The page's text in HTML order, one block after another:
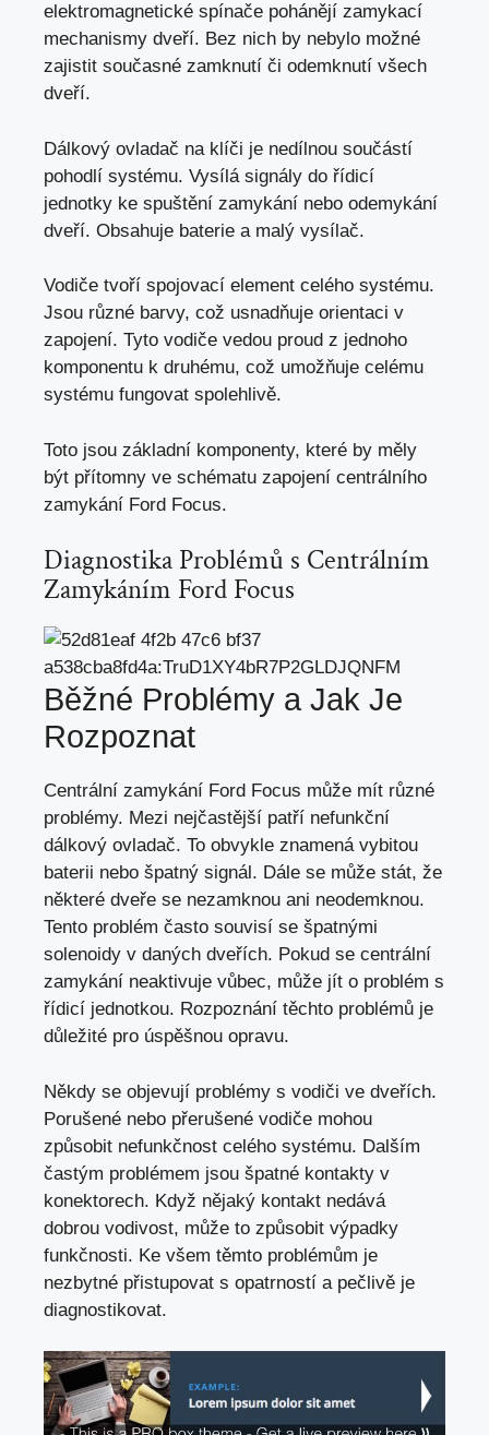
elektromagnetické spínače pohánějí zamykací
mechanismy dveří. Bez nich by nebylo možné
zajistit současné zamknutí či odemknutí všech
dveří.
Dálkový ovladač na klíči je nedílnou součástí
pohodlí systému. Vysílá signály do řídicí
jednotky ke spuštění zamykání nebo odemykání
dveří. Obsahuje baterie a malý vysílač.
Vodiče tvoří spojovací element celého systému.
Jsou různé barvy, což usnadňuje orientaci v
zapojení. Tyto vodiče vedou proud z jednoho
komponentu k druhému, což umožňuje celému
systému fungovat spolehlivě.
Toto jsou základní komponenty, které by měly
být přítomny ve schématu zapojení centrálního
zamykání Ford Focus.
Diagnostika Problémů s Centrálním
Zamykáním Ford Focus
Běžné Problémy a Jak Je
Rozpoznat
Centrální zamykání Ford Focus může mít různé
problémy. Mezi nejčastější patří nefunkční
dálkový ovladač. To obvykle znamená vybitou
baterii nebo špatný signál. Dále se může stát, že
některé dveře se nezamknou ani neodemknou.
Tento problém často souvisí se špatnými
solenoidy v daných dveřích. Pokud se centrální
zamykání neaktivuje vůbec, může jít o problém s
řídicí jednotkou. Rozpoznání těchto problémů je
důležité pro úspěšnou opravu.
Někdy se objevují problémy s vodiči ve dveřích.
Porušené nebo přerušené vodiče mohou
způsobit nefunkčnost celého systému. Dalším
častým problémem jsou špatné kontakty v
konektorech. Když nějaký kontakt nedává
dobrou vodivost, může to způsobit výpadky
funkčnosti. Ke všem těmto problémům je
nezbytné přistupovat s opatrností a pečlivě je
diagnostikovat.